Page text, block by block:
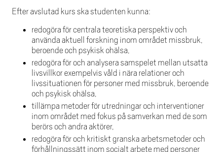
Efter avslutad kurs ska studenten kunna:
redogöra för centrala teoretiska perspektiv och
använda aktuell forskning inom området missbruk,
beroende och psykisk ohälsa,
redogöra för och analysera samspelet mellan utsatta
livsvillkor exempelvis våld i nära relationer och
livssituationen för personer med missbruk, beroende
och psykisk ohälsa,
tillämpa metoder för utredningar och interventioner
inom området med fokus på samverkan med de som
berörs och andra aktörer,
redogöra för och kritiskt granska arbetsmetoder och
förhållningssätt inom socialt arbete med personer